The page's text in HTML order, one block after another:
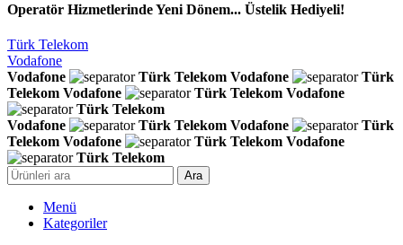
Operatör Hizmetlerinde Yeni Dönem... Üstelik Hediyeli!
Türk Telekom
Vodafone
Vodafone
Türk Telekom Vodafone
Türk
Telekom Vodafone Türk Telekom Vodafone
Türk Telekom
Vodafone
Türk Telekom Vodafone
Türk
Telekom Vodafone Türk Telekom Vodafone
Türk Telekom
Ara
Menü
Kategoriler